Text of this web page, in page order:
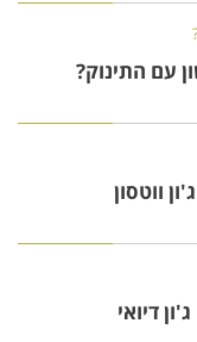
עם התינוק?
ווטסון
דיואי